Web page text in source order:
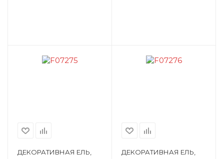
ДЕКОРАТИВНАЯ ЕЛЬ,
ДЕКОРАТИВНАЯ ЕЛЬ,